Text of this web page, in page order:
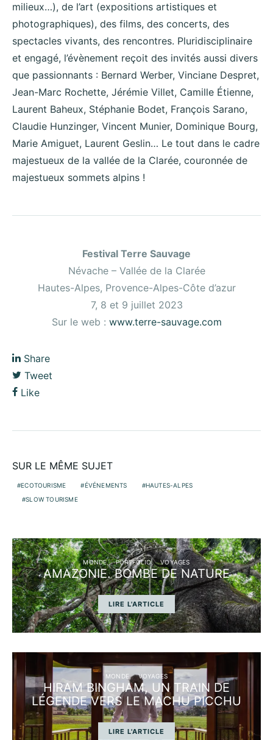
milieux…), de l’art (expositions artistiques et
photographiques), des films, des concerts, des
spectacles vivants, des rencontres. Pluridisciplinaire
et engagé, l’évènement reçoit des invités aussi divers
que passionnants : Bernard Werber, Vinciane Despret,
Jean-Marc Rochette, Jérémie Villet, Camille Étienne,
Laurent Baheux, Stéphanie Bodet, François Sarano,
Claudie Hunzinger, Vincent Munier, Dominique Bourg,
Marie Amiguet, Laurent Geslin… Le tout dans le cadre
majestueux de la vallée de la Clarée, couronnée de
majestueux sommets alpins !
Festival Terre Sauvage
Névache – Vallée de la Clarée
Hautes-Alpes, Provence-Alpes-Côte d’azur
7, 8 et 9 juillet 2023
Sur le web : www.terre-sauvage.com
Share
Tweet
Like
SUR LE MÊME SUJET
ECOTOURISME ÉVÉNEMENTS
HAUTES-ALPES
SLOW TOURISME
MONDE PORTFOLIO VOYAGES
AMAZONIE. BOMBE DE NATURE
LIRE L'ARTICLE
MONDE VOYAGES
HIRAM BINGHAM, UN TRAIN DE
LÉGENDE VERS LE MACHU PICCHU
LIRE L'ARTICLE